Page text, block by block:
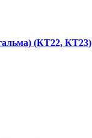
(КТ22, КТ23)